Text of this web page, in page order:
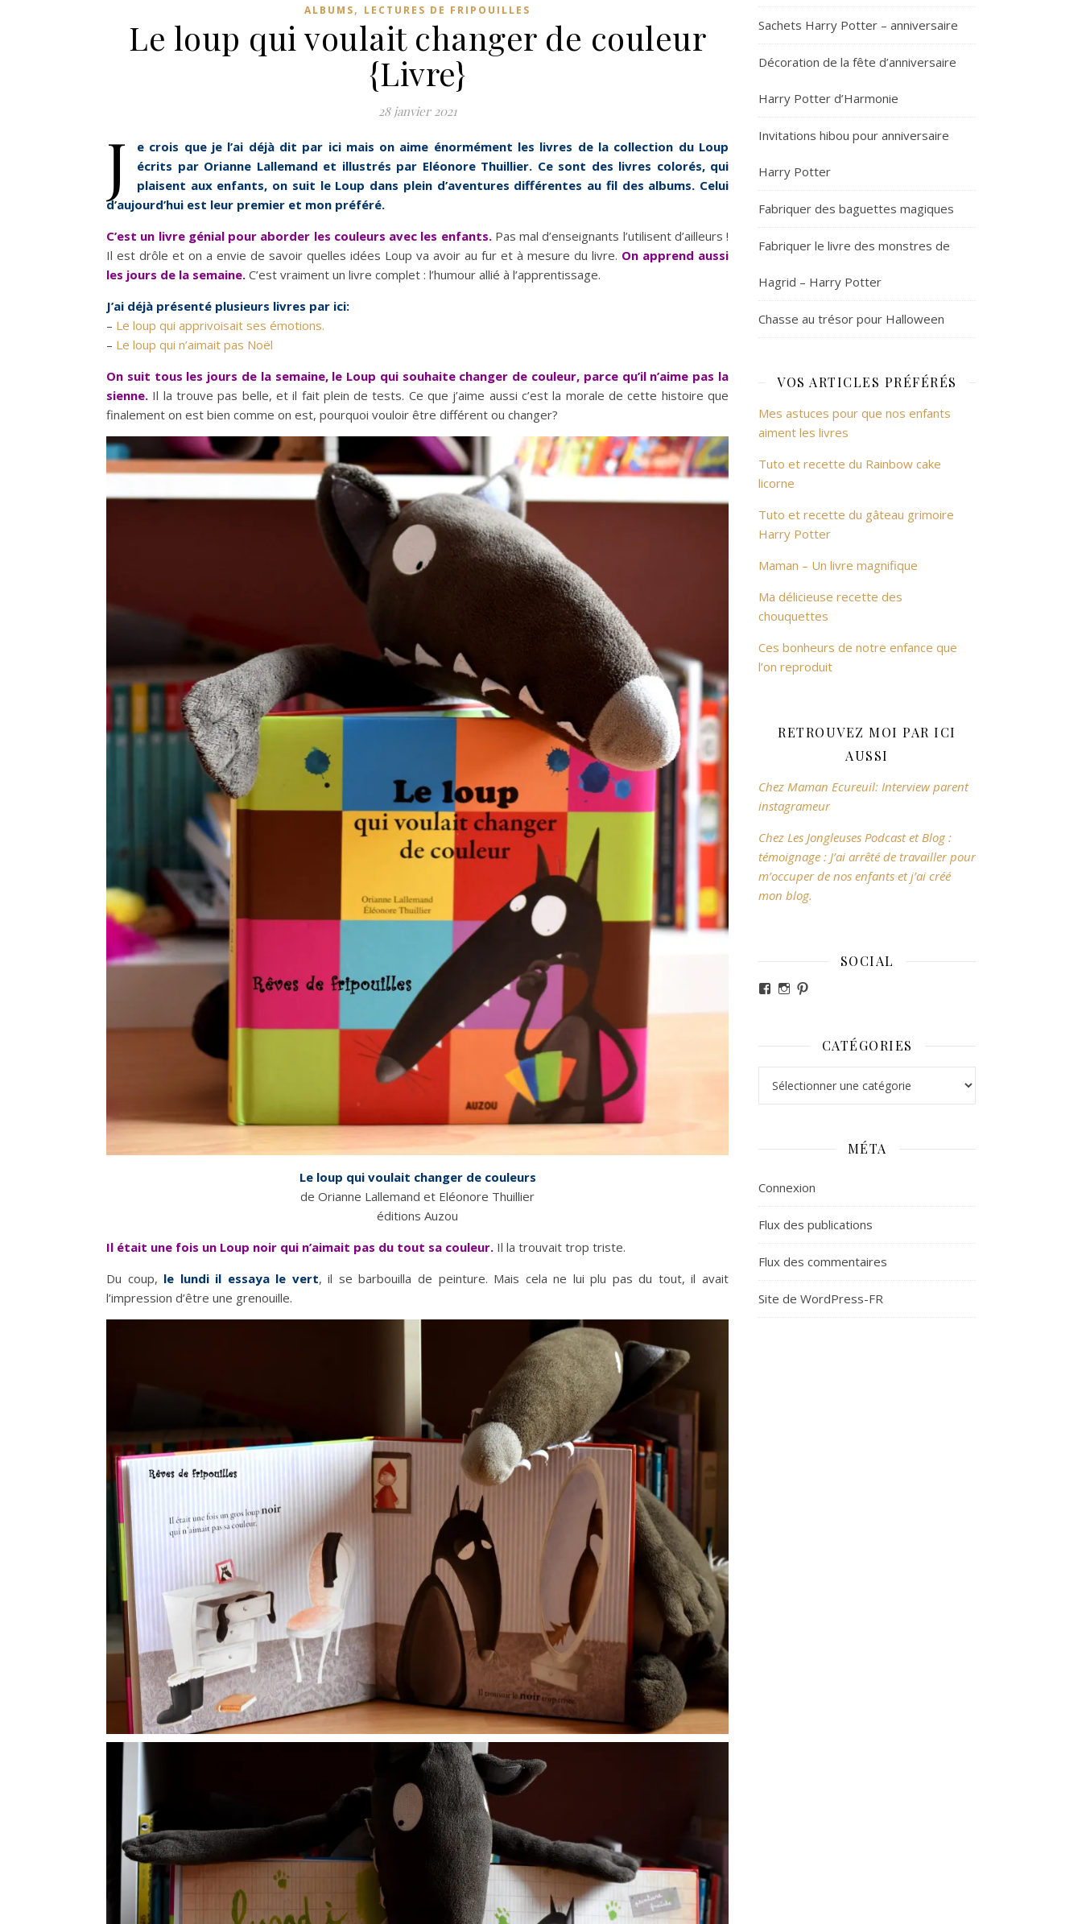
ALBUMS, LECTURES DE FRIPOUILLES
Le loup qui voulait changer de couleur
{Livre}
28 janvier 2021
J
e crois que je l’ai déjà dit par ici mais on aime énormément les livres de la collection du Loup
écrits par Orianne Lallemand et illustrés par Eléonore Thuillier. Ce sont des livres colorés, qui
plaisent aux enfants, on suit le Loup dans plein d’aventures différentes au fil des albums. Celui
d’aujourd’hui est leur premier et mon préféré.
C’est un livre génial pour aborder les couleurs avec les enfants. Pas mal d’enseignants l’utilisent d’ailleurs !
Il est drôle et on a envie de savoir quelles idées Loup va avoir au fur et à mesure du livre. On apprend aussi
les jours de la semaine. C’est vraiment un livre complet : l’humour allié à l’apprentissage.
J’ai déjà présenté plusieurs livres par ici:
– Le loup qui apprivoisait ses émotions.
– Le loup qui n’aimait pas Noël
On suit tous les jours de la semaine, le Loup qui souhaite changer de couleur, parce qu’il n’aime pas la
sienne. Il la trouve pas belle, et il fait plein de tests. Ce que j’aime aussi c’est la morale de cette histoire que
finalement on est bien comme on est, pourquoi vouloir être différent ou changer?
Le loup qui voulait changer de couleurs
de Orianne Lallemand et Eléonore Thuillier
éditions Auzou
Il était une fois un Loup noir qui n’aimait pas du tout sa couleur. Il la trouvait trop triste.
Du coup, le lundi il essaya le vert, il se barbouilla de peinture. Mais cela ne lui plu pas du tout, il avait
l’impression d’être une grenouille.
Sachets Harry Potter – anniversaire
Décoration de la fête d’anniversaire
Harry Potter d’Harmonie
Invitations hibou pour anniversaire
Harry Potter
Fabriquer des baguettes magiques
Fabriquer le livre des monstres de
Hagrid – Harry Potter
Chasse au trésor pour Halloween
VOS ARTICLES PRÉFÉRÉS
Mes astuces pour que nos enfants
aiment les livres
Tuto et recette du Rainbow cake
licorne
Tuto et recette du gâteau grimoire
Harry Potter
Maman – Un livre magnifique
Ma délicieuse recette des
chouquettes
Ces bonheurs de notre enfance que
l’on reproduit
RETROUVEZ MOI PAR ICI
AUSSI
Chez Maman Ecureuil: Interview parent
instagrameur
Chez Les Jongleuses Podcast et Blog :
témoignage : J’ai arrêté de travailler pour
m’occuper de nos enfants et j’ai créé
mon blog.
SOCIAL
Voir le profil de revesdefripouilles sur Facebook
Voir le profil de claire_revesdefripouilles sur
CATÉGORIES
MÉTA
Connexion
Flux des publications
Flux des commentaires
Site de WordPress-FR